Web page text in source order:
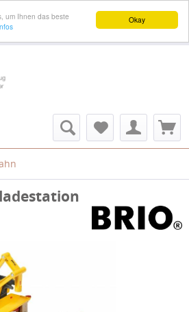
Okay
um Ihnen das beste